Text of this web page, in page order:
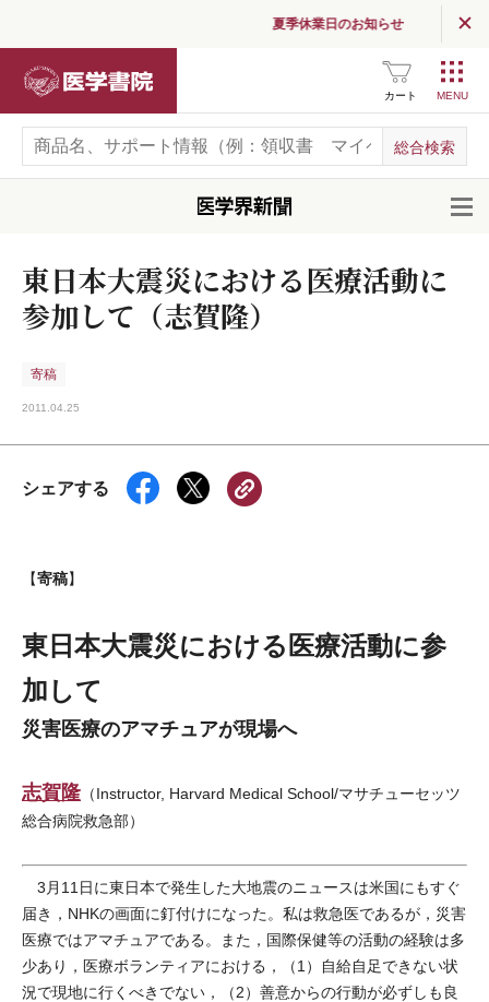
夏季休業日のお知らせ
カート
東日本大震災における医療活動に
参加して（志賀隆）
寄稿
2011.04.25
シェアする
【寄稿】
東日本大震災における医療活動に参
加して
災害医療のアマチュアが現場へ
志賀隆 （Instructor, Harvard Medical School/マサチューセッツ
総合病院救急部）
3月11日に東日本で発生した大地震のニュースは米国にもすぐ
届き，NHKの画面に釘付けになった。私は救急医であるが，災害
医療ではアマチュアである。また，国際保健等の活動の経験は多
少あり，医療ボランティアにおける，（1）自給自足できない状
況で現地に行くべきでない，（2）善意からの行動が必ずしも良